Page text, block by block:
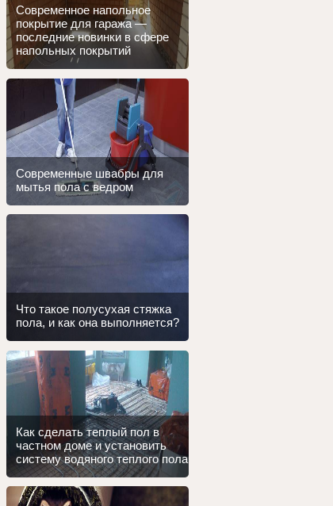
Современное напольное
покрытие для гаража —
последние новинки в сфере
напольных покрытий
Современные швабры для
мытья пола с ведром
Что такое полусухая стяжка
пола, и как она выполняется?
Как сделать теплый пол в
частном доме и установить
систему водяного теплого пола